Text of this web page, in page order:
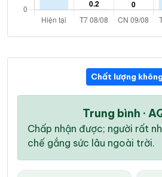
Chất lượng
Trung bình ·
Chấp nhận được; người rất
chế gắng sức lâu ngoài trời.